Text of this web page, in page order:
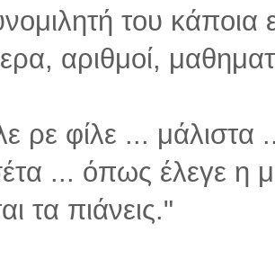
του
αριθμοί,
ρε φίλε ...
... όπως έλεγε η
τα πιάνεις."